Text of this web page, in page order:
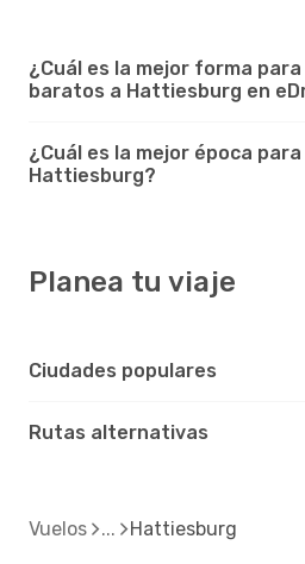
¿Cuál es la mejor forma
baratos a Hattiesburg en
¿Cuál es la mejor época
Hattiesburg?
Planea tu viaje
Ciudades populares
Rutas alternativas
Vuelos Hattiesburg